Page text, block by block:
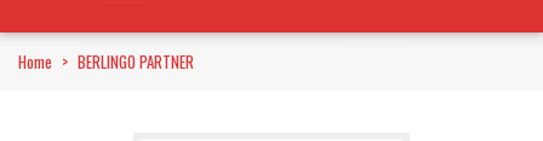
Home > BERLINGO PARTNER